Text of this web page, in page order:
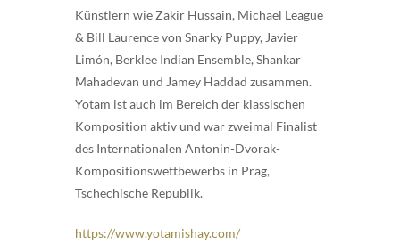
Künstlern wie Zakir Hussain, Michael League
& Bill Laurence von Snarky Puppy, Javier
Limón, Berklee Indian Ensemble, Shankar
Mahadevan und Jamey Haddad zusammen.
Yotam ist auch im Bereich der klassischen
Komposition aktiv und war zweimal Finalist
des Internationalen Antonin-Dvorak-
Kompositionswettbewerbs in Prag,
Tschechische Republik.
https://www.yotamishay.com/